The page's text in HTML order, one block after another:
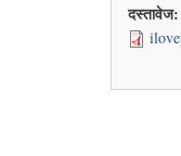
दस्तावेज: